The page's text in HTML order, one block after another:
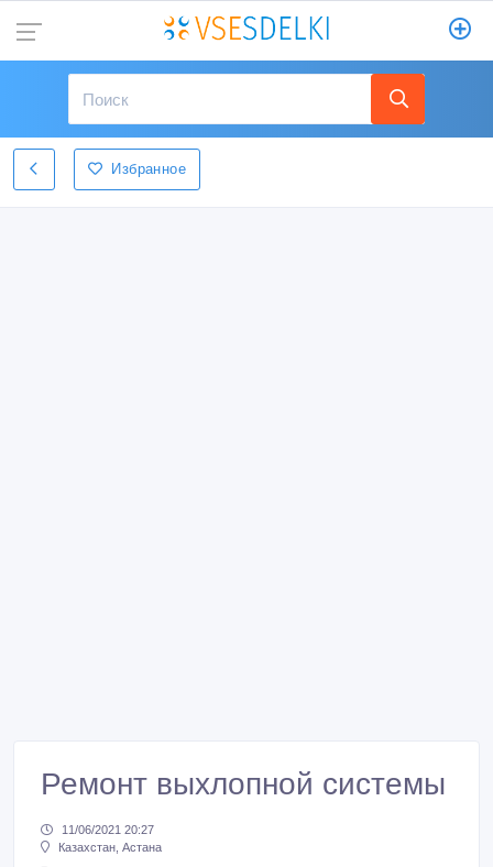
Избранное
Ремонт выхлопной системы
11/06/2021 20:27
Казахстан, Астана